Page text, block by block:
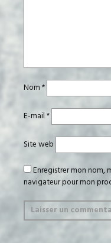
Nom*
E-mail*
Site web
Enregistrer mon nom,
navigateur pour mon